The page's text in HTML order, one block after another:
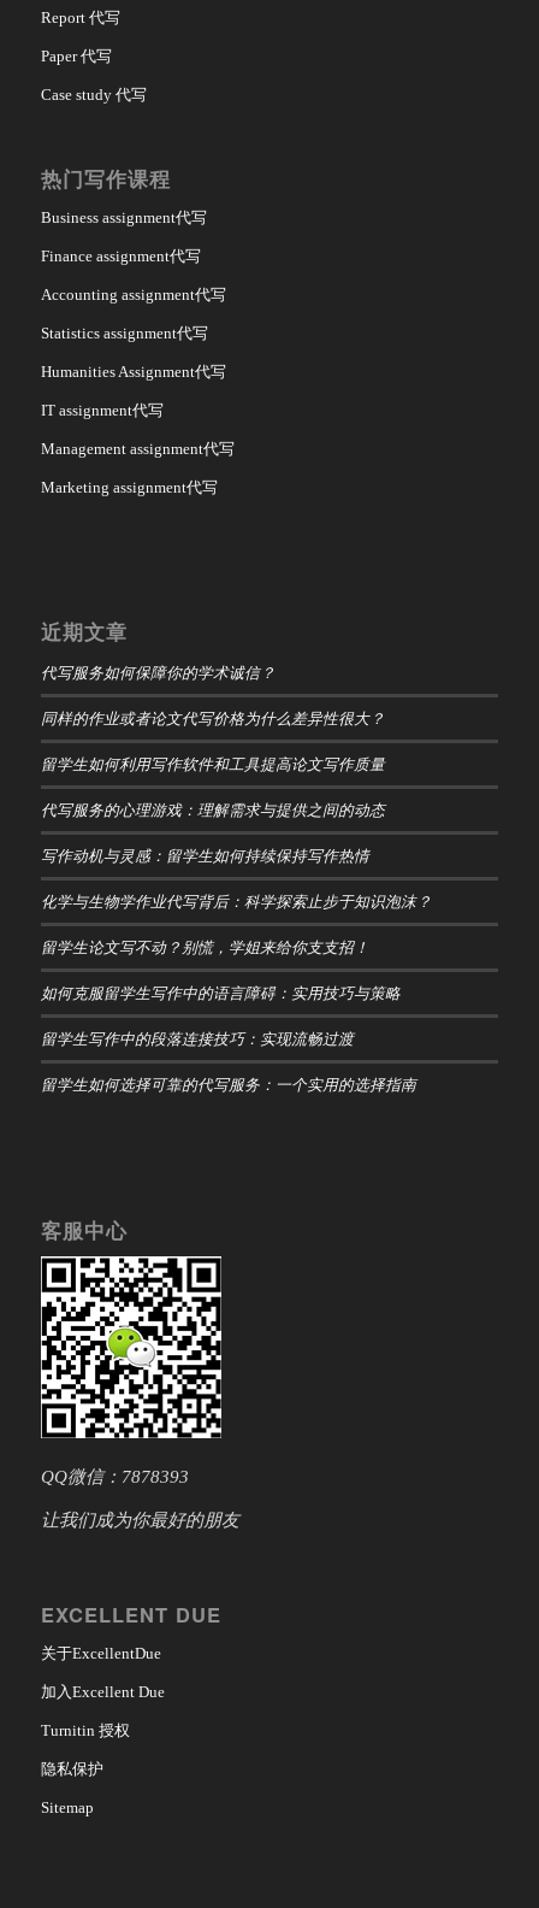
Report 代写
Paper 代写
Case study 代写
热门写作课程
Business assignment代写
Finance assignment代写
Accounting assignment代写
Statistics assignment代写
Humanities Assignment代写
IT assignment代写
Management assignment代写
Marketing assignment代写
近期文章
代写服务如何保障你的学术诚信？
同样的作业或者论文代写价格为什么差异性很大？
留学生如何利用写作软件和工具提高论文写作质量
代写服务的心理游戏：理解需求与提供之间的动态
写作动机与灵感：留学生如何持续保持写作热情
化学与生物学作业代写背后：科学探索止步于知识泡沫？
留学生论文写不动？别慌，学姐来给你支支招！
如何克服留学生写作中的语言障碍：实用技巧与策略
留学生写作中的段落连接技巧：实现流畅过渡
留学生如何选择可靠的代写服务：一个实用的选择指南
客服中心
QQ微信：7878393
让我们成为你最好的朋友
EXCELLENT DUE
关于ExcellentDue
加入Excellent Due
Turnitin 授权
隐私保护
Sitemap